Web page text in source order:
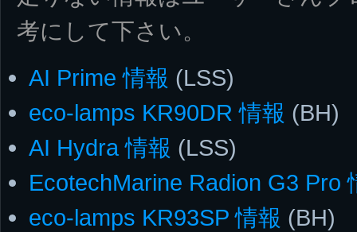
考にして下さい。
AI Prime 情報 (LSS)
eco-lamps KR90DR 情報 (BH)
AI Hydra 情報 (LSS)
EcotechMarine Radion G3 Pro
eco-lamps KR93SP 情報 (BH)